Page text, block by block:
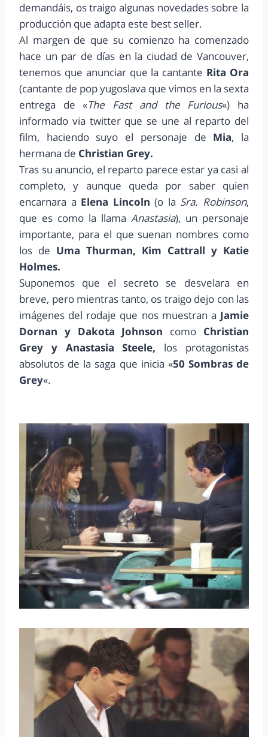
demandáis, os traigo algunas novedades sobre la
producción que adapta este best seller.
Al margen de que su comienzo ha comenzado
hace un par de días en la ciudad de Vancouver,
tenemos que anunciar que la cantante Rita Ora
(cantante de pop yugoslava que vimos en la sexta
entrega de «The Fast and the Furious«) ha
informado via twitter que se une al reparto del
film, haciendo suyo el personaje de Mia, la
hermana de Christian Grey.
Tras su anuncio, el reparto parece estar ya casi al
completo, y aunque queda por saber quien
encarnara a Elena Lincoln (o la Sra. Robinson,
que es como la llama Anastasia), un personaje
importante, para el que suenan nombres como
los de Uma Thurman, Kim Cattrall y Katie
Holmes.
Suponemos que el secreto se desvelara en
breve, pero mientras tanto, os traigo dejo con las
imágenes del rodaje que nos muestran a Jamie
Dornan y Dakota Johnson como Christian
Grey y Anastasia Steele, los protagonistas
absolutos de la saga que inicia «50 Sombras de
Grey«.